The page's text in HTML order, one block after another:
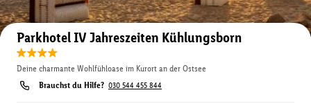
Auf der Karte anzeigen
Parkhotel IV Jahreszeiten Kühlungsborn
Deine charmante Wohlfühloase im Kurort an der Ostsee
Brauchst du Hilfe? 030 544 455 844